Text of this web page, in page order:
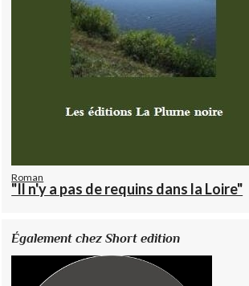
Roman
"Il n'y a pas de requins dans la Loire"
Également chez Short edition